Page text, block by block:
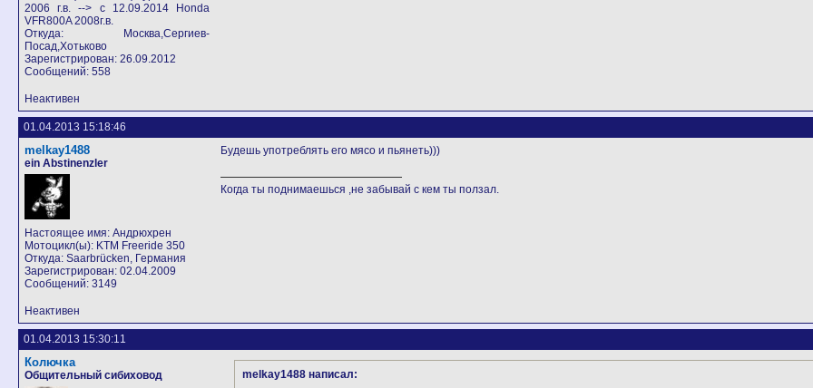
2006 г.в. --> с 12.09.2014 Honda
VFR800A 2008г.в.
Откуда: Москва,Сергиев-
Посад,Хотьково
Зарегистрирован: 26.09.2012
Сообщений: 558
Неактивен
01.04.2013 15:18:46
melkay1488
ein Abstinenzler
Настоящее имя: Андрюхрен
Мотоцикл(ы): KTM Freeride 350
Откуда: Saarbrücken, Германия
Зарегистрирован: 02.04.2009
Сообщений: 3149
Будешь употреблять его мясо и пьянеть)))
Когда ты поднимаешься ,не забывай с кем ты ползал.
Неактивен
01.04.2013 15:30:11
Колючка
Общительный сибиховод
melkay1488 написал: